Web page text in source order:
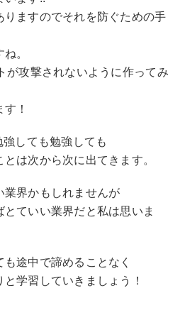
ますのでそれを防ぐための手
。
が攻撃されないように作ってみ
！
しても勉強しても
は次から次に出てきます。
業界かもしれませんが
ていい業界だと私は思いま
途中で諦めることなく
学習していきましょう！